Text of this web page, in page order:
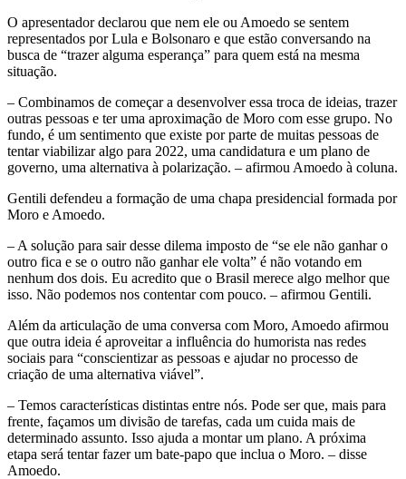
O apresentador declarou que nem ele ou Amoedo se sentem
representados por Lula e Bolsonaro e que estão conversando na
busca de “trazer alguma esperança” para quem está na mesma
situação.
– Combinamos de começar a desenvolver essa troca de ideias, trazer
outras pessoas e ter uma aproximação de Moro com esse grupo. No
fundo, é um sentimento que existe por parte de muitas pessoas de
tentar viabilizar algo para 2022, uma candidatura e um plano de
governo, uma alternativa à polarização. – afirmou Amoedo à coluna.
Gentili defendeu a formação de uma chapa presidencial formada por
Moro e Amoedo.
– A solução para sair desse dilema imposto de “se ele não ganhar o
outro fica e se o outro não ganhar ele volta” é não votando em
nenhum dos dois. Eu acredito que o Brasil merece algo melhor que
isso. Não podemos nos contentar com pouco. – afirmou Gentili.
Além da articulação de uma conversa com Moro, Amoedo afirmou
que outra ideia é aproveitar a influência do humorista nas redes
sociais para “conscientizar as pessoas e ajudar no processo de
criação de uma alternativa viável”.
– Temos características distintas entre nós. Pode ser que, mais para
frente, façamos um divisão de tarefas, cada um cuida mais de
determinado assunto. Isso ajuda a montar um plano. A próxima
etapa será tentar fazer um bate-papo que inclua o Moro. – disse
Amoedo.